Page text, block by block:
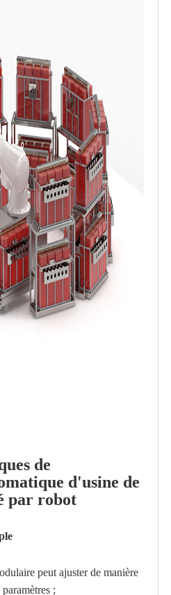
de
d'usine de
par robot
peut ajuster de manière
;